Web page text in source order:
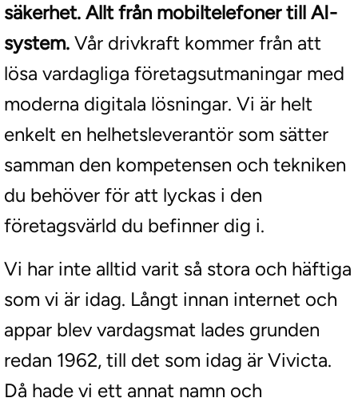
säkerhet. Allt från mobiltelefoner till AI-
system. Vår drivkraft kommer från att
lösa vardagliga företagsutmaningar med
moderna digitala lösningar. Vi är helt
enkelt en helhetsleverantör som sätter
samman den kompetensen och tekniken
du behöver för att lyckas i den
företagsvärld du befinner dig i.
Vi har inte alltid varit så stora och häftiga
som vi är idag. Långt innan internet och
appar blev vardagsmat lades grunden
redan 1962, till det som idag är Vivicta.
Då hade vi ett annat namn och